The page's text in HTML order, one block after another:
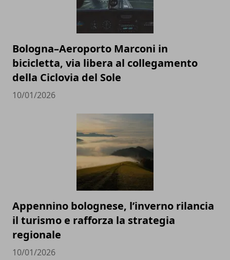
Bologna–Aeroporto Marconi in
bicicletta, via libera al collegamento
della Ciclovia del Sole
10/01/2026
Appennino bolognese, l’inverno rilancia
il turismo e rafforza la strategia
regionale
10/01/2026